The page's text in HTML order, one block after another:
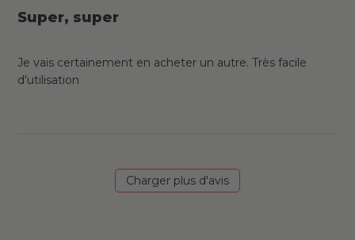
Super, super
Je vais certainement en acheter un autre. Très facile
d'utilisation
Charger plus d'avis